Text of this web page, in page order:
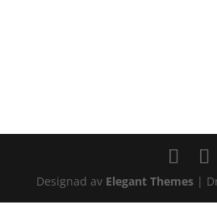
Designad av Elegant Themes|